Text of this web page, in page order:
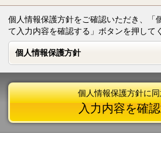
個人情報保護方針をご確認いただき、「
て入力内容を確認する」ボタンを押して
個人情報保護方針
個人情報保護方針
個人情報保護方針に
入力内容を確